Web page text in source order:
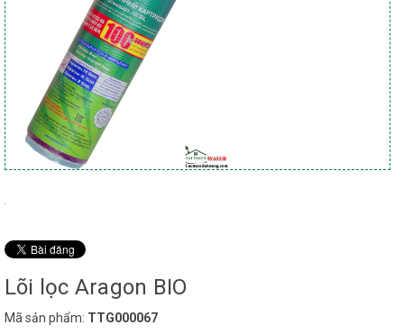
Lõi lọc Aragon BIO
Mã sản phẩm: TTG000067